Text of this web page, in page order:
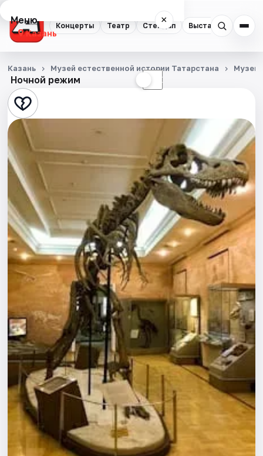
Концерты Театр Стендап Выставки
Меню ×
Казань
Концерты
Театр
Стендап
Выставки
Квесты
Экскурсии
Спорт
События
Города
Площадки
Артисты
Рейтинги
Ночной режим ☾
Казань Музей естественной истории Татарстана Музеи